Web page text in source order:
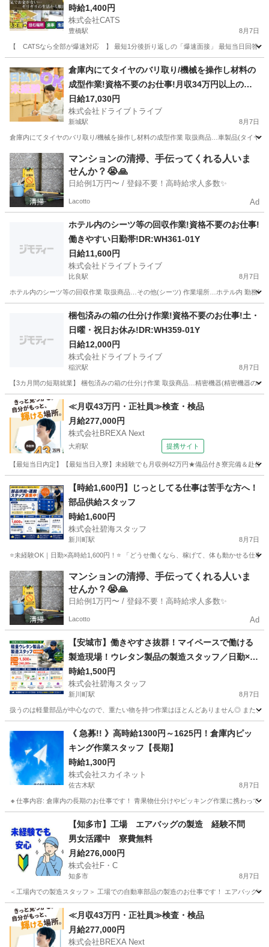
時給1,400円
株式会社CATS
豊橋駅 8月7日
【 CATSなら全部が爆速対応 】 最短1分後折り返しの「爆速面接」 最短当日回答の
豊橋駅 仕分け 個室
倉庫内にてタイヤのバリ取り/機械を操作し材料の
成型作業!資格不要のお仕事!月収34万円以上の高
収入!DR:WH179-02Y
日給17,030円
株式会社ドライブトライブ
新城駅 8月7日
倉庫内にてタイヤのバリ取り/機械を操作し材料の成型作業 取扱商品…車製品(タイ
愛知 新城市 新城駅 その他 4勤2休
マンションの清掃、手伝ってくれる人いま
せんか？😭🙏
日給例1万円〜 / 登録不要！高時給求人多数✨
Lacotto Ad
ホテル内のシーツ等の回収作業!資格不要のお仕事!
働きやすい日勤帯!DR:WH361-01Y
日給11,600円
株式会社ドライブトライブ
比良駅 8月7日
ホテル内のシーツ等の回収作業 取扱商品…その他(シーツ) 作業場所…ホテル内 勤
北名古屋市 比良駅 その他 番号
梱包済みの箱の仕分け作業!資格不要のお仕事!土・
日曜・祝日お休み!DR:WH359-01Y
日給12,000円
株式会社ドライブトライブ
稲沢駅 8月7日
【3カ月間の短期就業】 梱包済みの箱の仕分け作業 取扱商品…精密機器(精密機器
愛知 清須市 稲沢駅 仕分け 番号
≪月収43万円・正社員≫検査・検品
月給277,000円
株式会社BREXA Next
大府駅 提携サイト
【最短当日内定】【最短当日入寮】未経験でも月収例42万円★備品付き寮完備＆赴
大府駅 その他
【時給1,600円】じっとしてる仕事は苦手な方へ！
部品供給スタッフ
時給1,600円
株式会社碧海スタッフ
新川町駅 8月7日
⭐未経験OK｜日勤×高時給1,600円！⭐ 「どうせ働くなら、稼げて、体も動かせる仕
愛知 碧南市 新川町駅 工場 スタッフ
マンションの清掃、手伝ってくれる人いま
せんか？😭🙏
日給例1万円〜 / 登録不要！高時給求人多数✨
Lacotto Ad
【安城市】働きやすさ抜群！マイペースで働ける
製造現場！ウレタン製品の製造スタッフ／日勤×残
業ほぼなし×高時給1,400円
時給1,500円
株式会社碧海スタッフ
新川町駅 8月7日
扱うのは軽量部品が中心なので、重たい物を持つ作業はほとんどありません◎ また、
新川町駅 工場
《 急募!! 》高時給1300円～1625円！倉庫内ピッ
キング作業スタッフ【長期】
時給1,300円
株式会社スカイネット
佐古木駅 8月7日
🔸仕事内容: 倉庫内の長期のお仕事です！ 青果物仕分けやピッキング作業に携わって
佐古木駅 仕分け 時給
【知多市】工場 エアバッグの製造 経験不問
男女活躍中 寮費無料
月給276,000円
株式会社F・C
知多市 8月7日
＜工場内での製造スタッフ＞ 工場での自動車部品の製造のお仕事です！ エアバッグ
愛知 知多市 工場 給料
≪月収43万円・正社員≫検査・検品
月給277,000円
株式会社BREXA Next